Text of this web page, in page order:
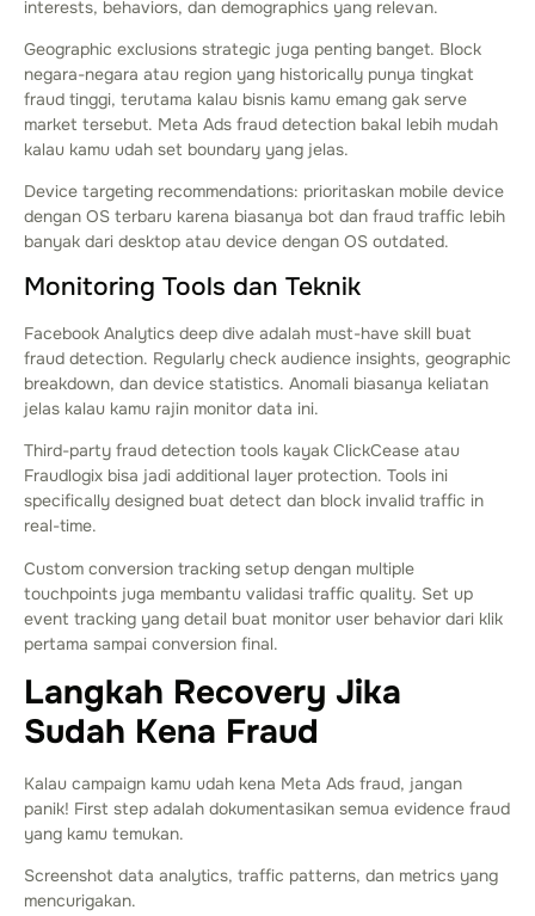
interests, behaviors, dan demographics yang relevan.
Geographic exclusions strategic juga penting banget. Block
negara-negara atau region yang historically punya tingkat
fraud tinggi, terutama kalau bisnis kamu emang gak serve
market tersebut. Meta Ads fraud detection bakal lebih mudah
kalau kamu udah set boundary yang jelas.
Device targeting recommendations: prioritaskan mobile device
dengan OS terbaru karena biasanya bot dan fraud traffic lebih
banyak dari desktop atau device dengan OS outdated.
Monitoring Tools dan Teknik
Facebook Analytics deep dive adalah must-have skill buat
fraud detection. Regularly check audience insights, geographic
breakdown, dan device statistics. Anomali biasanya keliatan
jelas kalau kamu rajin monitor data ini.
Third-party fraud detection tools kayak ClickCease atau
Fraudlogix bisa jadi additional layer protection. Tools ini
specifically designed buat detect dan block invalid traffic in
real-time.
Custom conversion tracking setup dengan multiple
touchpoints juga membantu validasi traffic quality. Set up
event tracking yang detail buat monitor user behavior dari klik
pertama sampai conversion final.
Langkah Recovery Jika
Sudah Kena Fraud
Kalau campaign kamu udah kena Meta Ads fraud, jangan
panik! First step adalah dokumentasikan semua evidence fraud
yang kamu temukan.
Screenshot data analytics, traffic patterns, dan metrics yang
mencurigakan.